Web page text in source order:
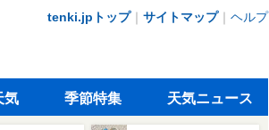
tenki.jpトップ｜ サイトマップ｜ ヘルプ
気 季節特集 天気ニュース